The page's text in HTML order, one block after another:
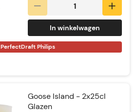
In winkelwagen
PerfectDraft Philips
Goose Island - 2x25cl
Glazen